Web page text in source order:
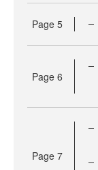
Page 5
Page 6
Page 7